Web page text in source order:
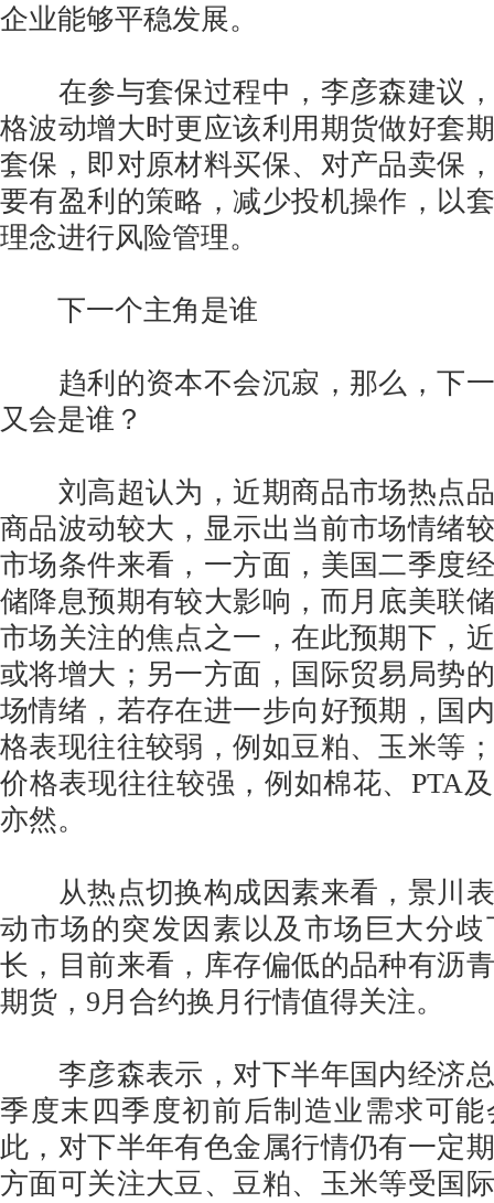
企业能够平稳发展。
在参与套保过程中，李彦森建议，
格波动增大时更应该利用期货做好套
套保，即对原材料买保、对产品卖保
要有盈利的策略，减少投机操作，以
理念进行风险管理。
下一个主角是谁
趋利的资本不会沉寂，那么，下一
又会是谁？
刘高超认为，近期商品市场热点品
商品波动较大，显示出当前市场情绪
市场条件来看，一方面，美国二季度
储降息预期有较大影响，而月底美联
市场关注的焦点之一，在此预期下，
或将增大；另一方面，国际贸易局势
场情绪，若存在进一步向好预期，国
格表现往往较弱，例如豆粕、玉米等
价格表现往往较强，例如棉花、PTA
亦然。
从热点切换构成因素来看，景川表
动市场的突发因素以及市场巨大分
长，目前来看，库存偏低的品种有沥
期货，9月合约换月行情值得关注。
李彦森表示，对下半年国内经济总
季度末四季度初前后制造业需求可
此，对下半年有色金属行情仍有一定
方面可关注大豆、豆粕、玉米等受国